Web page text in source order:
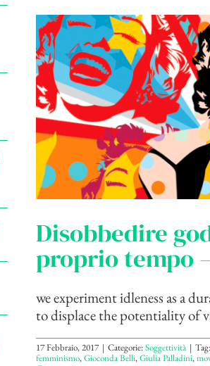
Disobbedire
proprio tempo
we experiment idleness as a
to displace the potentiality of
17 Febbraio, 2017 | Categorie:Soggettività | Tag:
femminismo,Gioconda Belli,Giulia Palladini,